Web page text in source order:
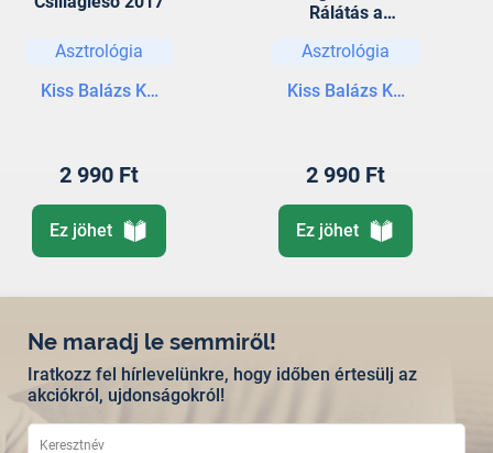
Asztrológia
Kiss Balázs Kunó
2 990 Ft
Ez jöhet
Rálátás a
Asztrológia
Kiss Balázs Kunó
2 990 Ft
Ez jöhet
Ne maradj le semmiről!
Iratkozz fel hírlevelünkre, hogy időben értesülj az
akciókról, ujdonságokról!